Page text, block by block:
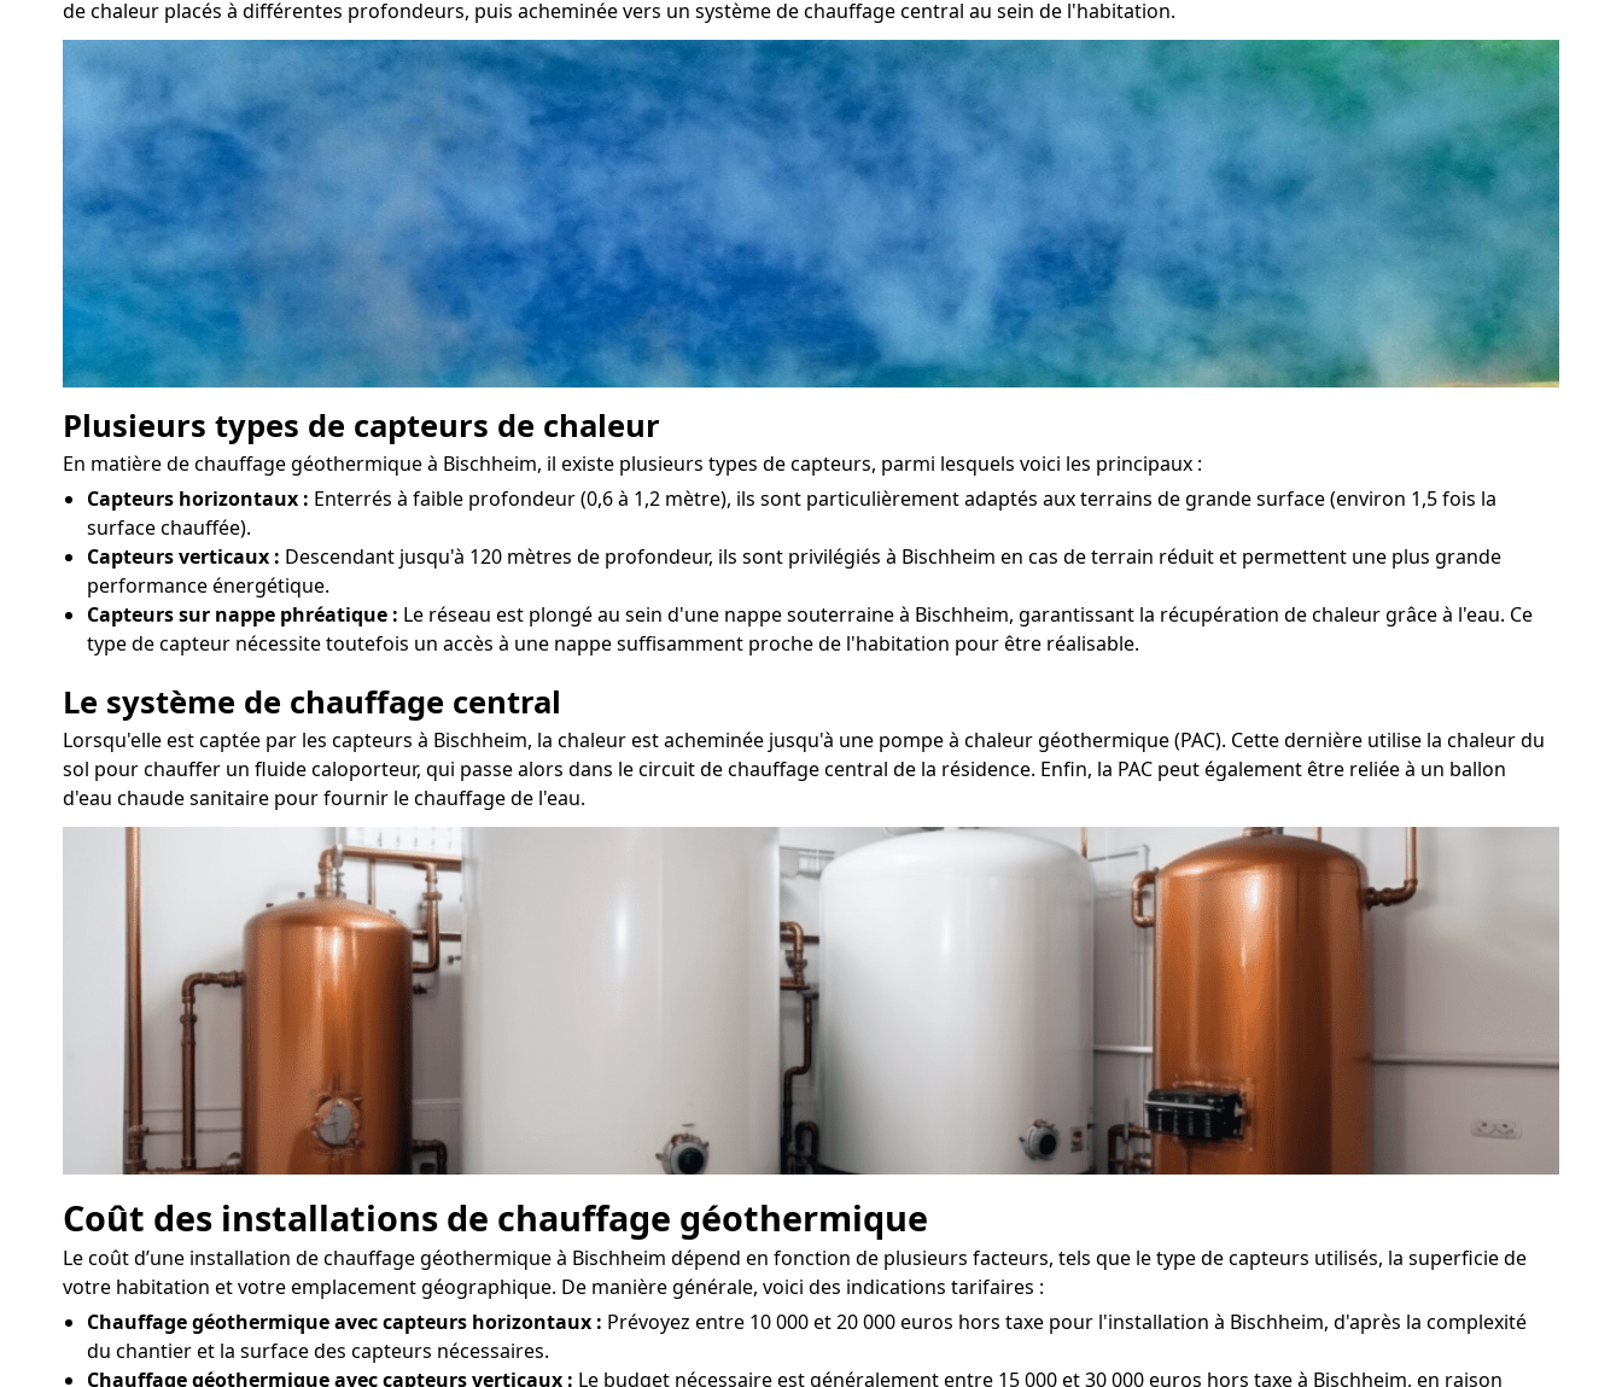
de chaleur placés à différentes profondeurs, puis acheminée vers un système de chauffage central au sein de l'habitation.
Plusieurs types de capteurs de chaleur
En matière de chauffage géothermique à Bischheim, il existe plusieurs types de capteurs, parmi lesquels voici les principaux :
Capteurs horizontaux : Enterrés à faible profondeur (0,6 à 1,2 mètre), ils sont particulièrement adaptés aux terrains de grande surface (environ 1,5 fois la
surface chauffée).
Capteurs verticaux : Descendant jusqu'à 120 mètres de profondeur, ils sont privilégiés à Bischheim en cas de terrain réduit et permettent une plus grande
performance énergétique.
Capteurs sur nappe phréatique : Le réseau est plongé au sein d'une nappe souterraine à Bischheim, garantissant la récupération de chaleur grâce à l'eau. Ce
type de capteur nécessite toutefois un accès à une nappe suffisamment proche de l'habitation pour être réalisable.
Le système de chauffage central
Lorsqu'elle est captée par les capteurs à Bischheim, la chaleur est acheminée jusqu'à une pompe à chaleur géothermique (PAC). Cette dernière utilise la chaleur du
sol pour chauffer un fluide caloporteur, qui passe alors dans le circuit de chauffage central de la résidence. Enfin, la PAC peut également être reliée à un ballon
d'eau chaude sanitaire pour fournir le chauffage de l'eau.
Coût des installations de chauffage géothermique
Le coût d’une installation de chauffage géothermique à Bischheim dépend en fonction de plusieurs facteurs, tels que le type de capteurs utilisés, la superficie de
votre habitation et votre emplacement géographique. De manière générale, voici des indications tarifaires :
Chauffage géothermique avec capteurs horizontaux : Prévoyez entre 10 000 et 20 000 euros hors taxe pour l'installation à Bischheim, d'après la complexité
du chantier et la surface des capteurs nécessaires.
Chauffage géothermique avec capteurs verticaux : Le budget nécessaire est généralement entre 15 000 et 30 000 euros hors taxe à Bischheim, en raison